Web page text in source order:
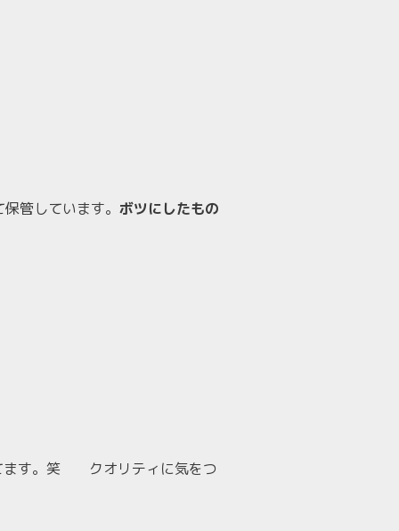
管しています。 ボツにしたもの
ます。笑 クオリティに気をつ